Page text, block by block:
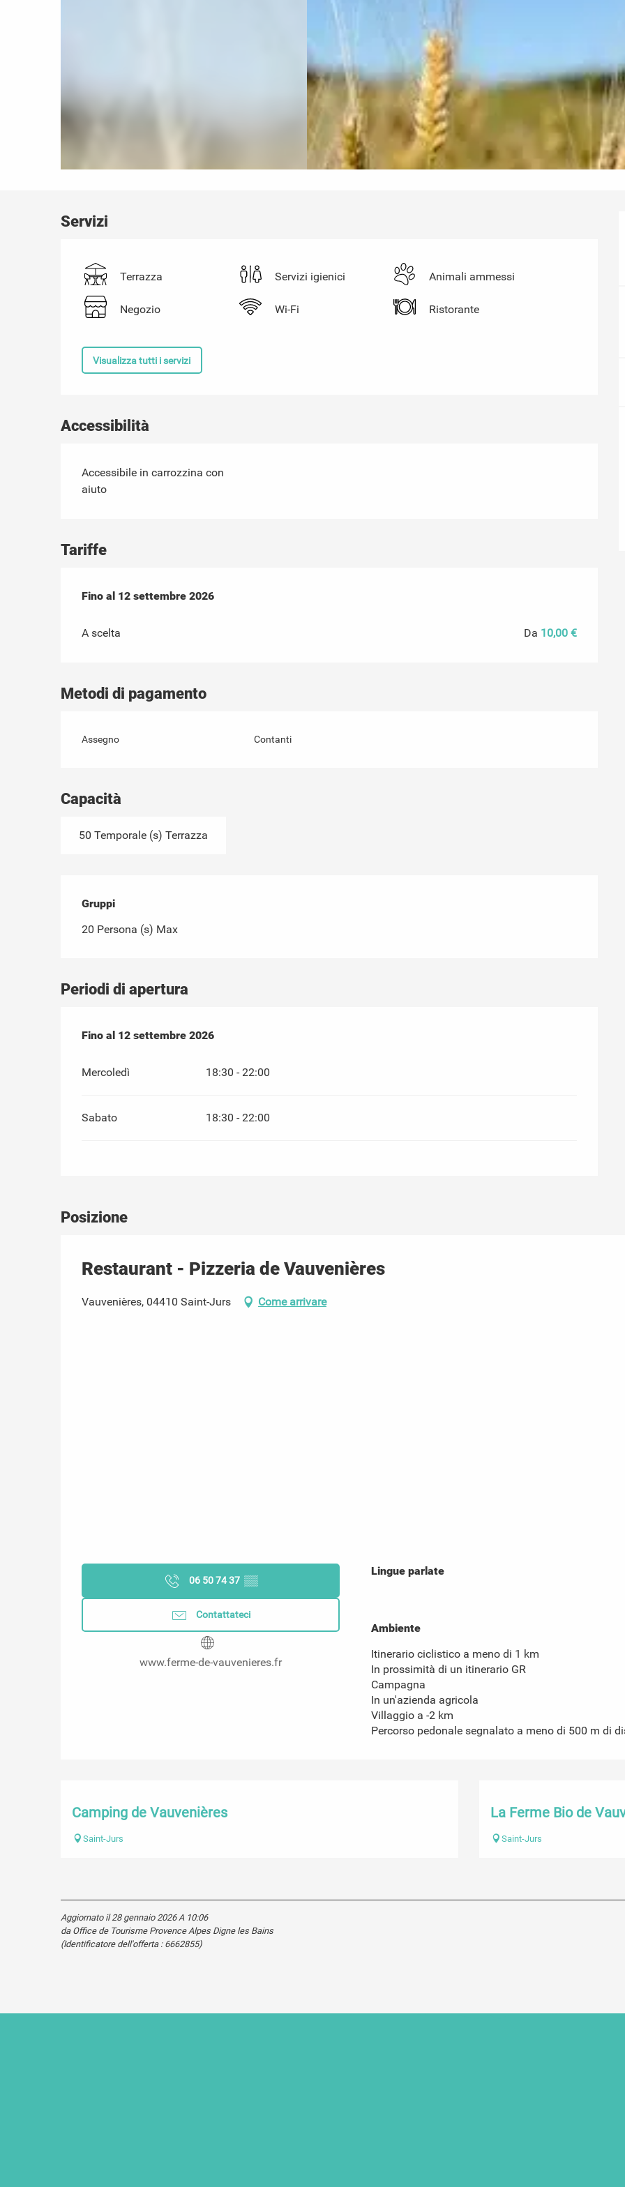
Servizi
Terrazza Servizi igienici Animali ammessi
Negozio Wi-Fi Ristorante
Visualizza tutti i servizi
Accessibilità
Accessibile in carrozzina con
aiuto
Tariffe
Dal6 giugno 2026al12 settembre 2026
Fino al 12 settembre 2026
A scelta Da 10,00 €
Metodi di pagamento
Assegno Contanti
Capacità
50 Temporale (s) Terrazza
Gruppi
Gruppi
20 Persona (s) Max
Periodi di apertura
Dal6 giugno 2026al12 settembre 2026
Fino al 12 settembre 2026
Mercoledì 18:30 - 22:00
Sabato 18:30 - 22:00
Posizione
Restaurant - Pizzeria de Vauvenières
Vauvenières, 04410 Saint-Jurs Come arrivare
06 50 74 37 ▒▒
Contattateci
www.ferme-de-vauvenieres.fr
Lingue parlate
Lingue parlate
Ambiente
Ambiente
Itinerario ciclistico a meno di 1 km
In prossimità di un itinerario GR
Campagna
In un'azienda agricola
Villaggio a -2 km
Percorso pedonale segnalato a meno di 500 m di
Camping de Vauvenières
Saint-Jurs
La Ferme Bio de
Saint-Jurs
Aggiornato il 28 gennaio 2026 A 10:06
da Office de Tourisme Provence Alpes Digne les Bains
(Identificatore dell'offerta : 6662855)